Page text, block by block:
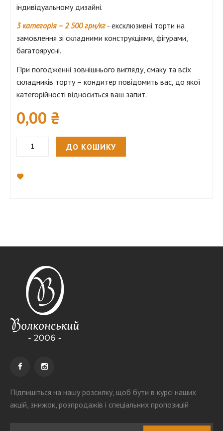
індивідуальному дизайні.
3 категорія – 2 500 грн/кг - ексклюзивні торти на
замовлення зі складними конструкціями, фігурами,
багатоярусні.
При погодженні зовнішнього вигляду, смаку та всіх
складників торту – кондитер повідомить вас, до якої
категорійності відноситься ваш запит.
0,00 ₴
ДО КОШИКУ
Підпишіться на нашу розсилку, щоб бути в курсі наших
акцій, знижок, розпродажів і спеціальних пропозицій